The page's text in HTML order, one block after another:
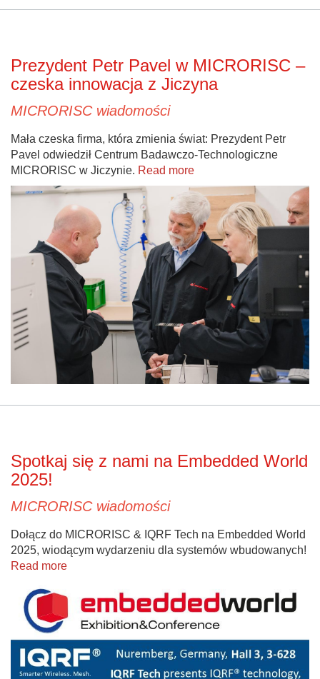
Prezydent Petr Pavel w MICRORISC –
czeska innowacja z Jiczyna
MICRORISC wiadomości
Mała czeska firma, która zmienia świat: Prezydent Petr
Pavel odwiedził Centrum Badawczo-Technologiczne
MICRORISC w Jiczynie. Read more
Spotkaj się z nami na Embedded World
2025!
MICRORISC wiadomości
Dołącz do MICRORISC & IQRF Tech na Embedded World
2025, wiodącym wydarzeniu dla systemów wbudowanych!
Read more